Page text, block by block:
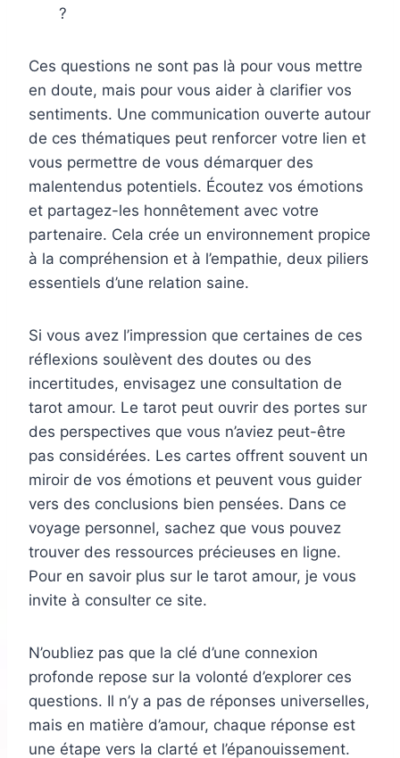
?
Ces questions ne sont pas là pour vous mettre
en doute, mais pour vous aider à clarifier vos
sentiments. Une communication ouverte autour
de ces thématiques peut renforcer votre lien et
vous permettre de vous démarquer des
malentendus potentiels. Écoutez vos émotions
et partagez-les honnêtement avec votre
partenaire. Cela crée un environnement propice
à la compréhension et à l’empathie, deux piliers
essentiels d’une relation saine.
Si vous avez l’impression que certaines de ces
réflexions soulèvent des doutes ou des
incertitudes, envisagez une consultation de
tarot amour. Le tarot peut ouvrir des portes sur
des perspectives que vous n’aviez peut-être
pas considérées. Les cartes offrent souvent un
miroir de vos émotions et peuvent vous guider
vers des conclusions bien pensées. Dans ce
voyage personnel, sachez que vous pouvez
trouver des ressources précieuses en ligne.
Pour en savoir plus sur le tarot amour, je vous
invite à consulter ce site.
N’oubliez pas que la clé d’une connexion
profonde repose sur la volonté d’explorer ces
questions. Il n’y a pas de réponses universelles,
mais en matière d’amour, chaque réponse est
une étape vers la clarté et l’épanouissement.